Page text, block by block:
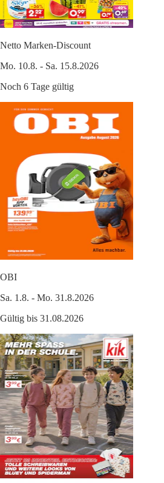
Netto Marken-Discount
Mo. 10.8. - Sa. 15.8.2026
Noch 6 Tage gültig
OBI
Sa. 1.8. - Mo. 31.8.2026
Gültig bis 31.08.2026